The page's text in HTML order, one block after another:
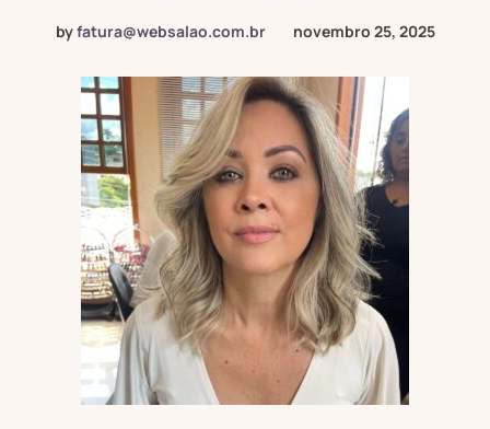
byfatura@websalao.com.br novembro 25, 2025